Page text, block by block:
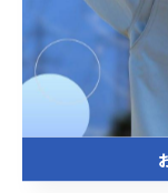
とで、電気工事
でしょう。ご自
か、施工実績や
地元で信頼さ